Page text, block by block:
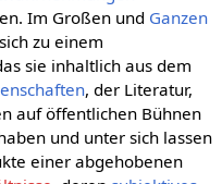
Im Großen und Ganzen
zu einem
sie inhaltlich aus dem
, der Literatur,
auf öffentlichen Bühnen
und unter sich lassen
einer abgehobenen